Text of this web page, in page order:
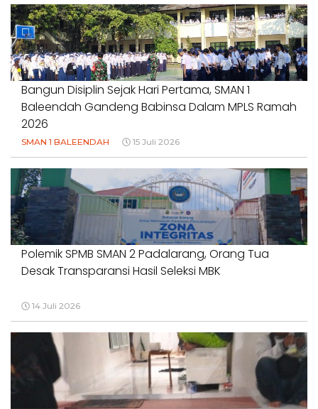
#HAKPETANI #KEADILANUNTUKPETANI
#NORMALISASISALURAN #IRIGASIRUSAK
#DUGAANPENCEMARAN #AKUNTABILITASPEMERINTAH
18 Juli 2026
Bangun Disiplin Sejak Hari Pertama, SMAN 1
Baleendah Gandeng Babinsa Dalam MPLS Ramah
2026
SMAN 1 BALEENDAH 15 Juli 2026
Polemik SPMB SMAN 2 Padalarang, Orang Tua
Desak Transparansi Hasil Seleksi MBK
14 Juli 2026